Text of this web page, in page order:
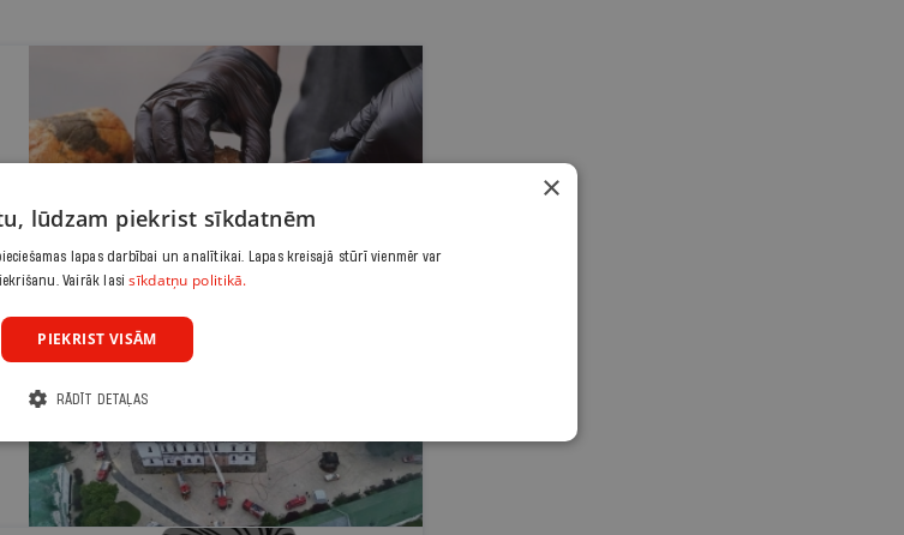
×
lūdzam piekrist sīkdatnēm
lapas darbībai un analītikai. Lapas kreisajā stūrī vienmēr var
Vairāk lasisīkdatņu politikā.
PIEKRIST VISĀM
RĀDĪT DETAĻAS